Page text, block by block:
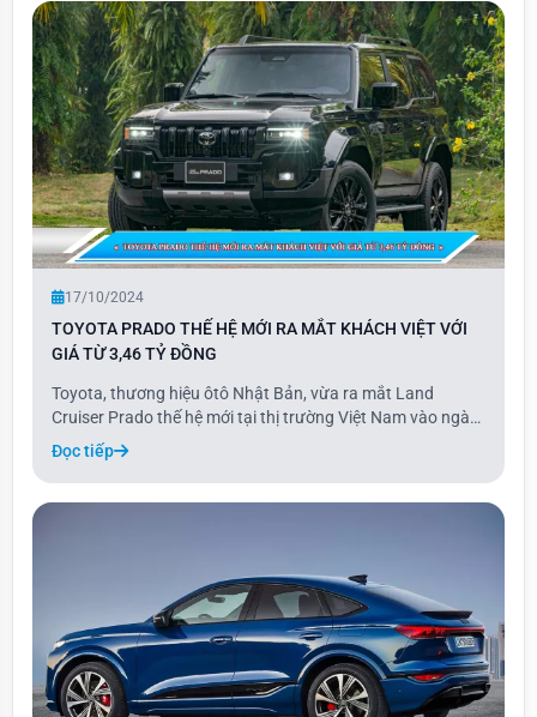
17/10/2024
TOYOTA PRADO THẾ HỆ MỚI RA MẮT KHÁCH VIỆT VỚI
GIÁ TỪ 3,46 TỶ ĐỒNG
Toyota, thương hiệu ôtô Nhật Bản, vừa ra mắt Land
Cruiser Prado thế hệ mới tại thị trường Việt Nam vào ngày
16/10. Với thiết kế vuông vức, mạnh mẽ cùng nhiều tính
năng hiện đại, Prado 2024 được trang bị động cơ xăng
2.4L và có hai phiên bản, giá bán cao n
Đọc tiếp